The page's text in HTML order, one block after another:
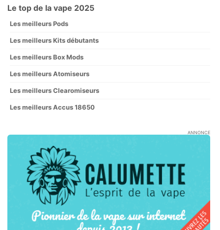
Le top de la vape 2025
Les meilleurs Pods
Les meilleurs Kits débutants
Les meilleurs Box Mods
Les meilleurs Atomiseurs
Les meilleurs Clearomiseurs
Les meilleurs Accus 18650
ANNONCE